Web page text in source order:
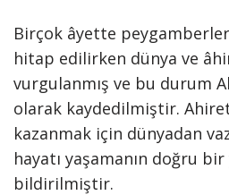
Birçok âyette
hitap edilirken dünya ve
vurgulanmış ve bu durum
olarak kaydedilmiştir.
kazanmak için dünyadan
hayatı yaşamanın doğru bir
bildirilmiştir.